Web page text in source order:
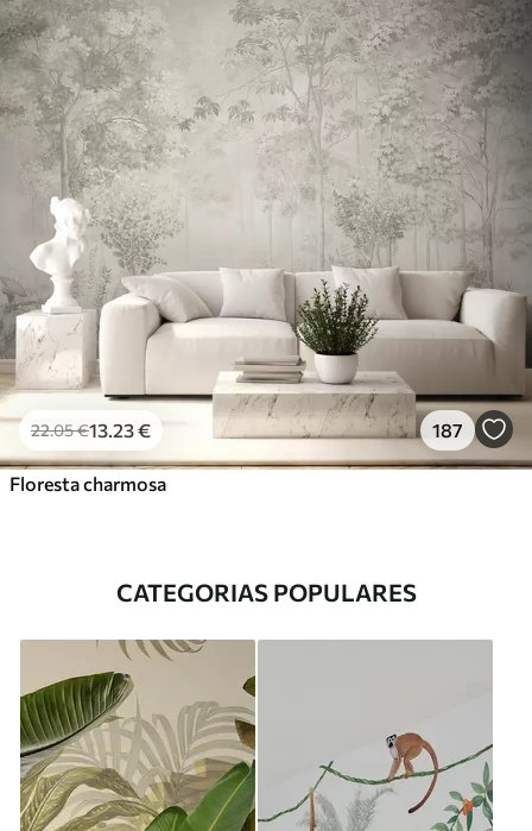
22.05€13 .23€ 187
Floresta charmosa
CATEGORIAS POPULARES